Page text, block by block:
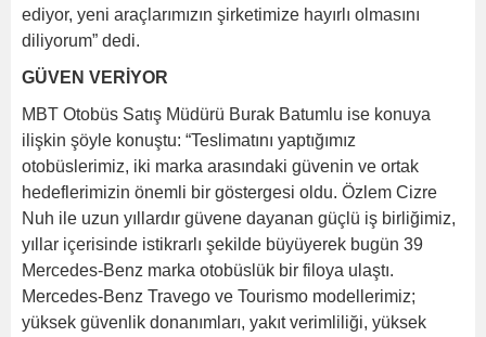
ediyor, yeni araçlarımızın şirketimize hayırlı olmasını
diliyorum” dedi.
GÜVEN VERİYOR
MBT Otobüs Satış Müdürü Burak Batumlu ise konuya
ilişkin şöyle konuştu: “Teslimatını yaptığımız
otobüslerimiz, iki marka arasındaki güvenin ve ortak
hedeflerimizin önemli bir göstergesi oldu. Özlem Cizre
Nuh ile uzun yıllardır güvene dayanan güçlü iş birliğimiz,
yıllar içerisinde istikrarlı şekilde büyüyerek bugün 39
Mercedes-Benz marka otobüslük bir filoya ulaştı.
Mercedes-Benz Travego ve Tourismo modellerimiz;
yüksek güvenlik donanımları, yakıt verimliliği, yüksek